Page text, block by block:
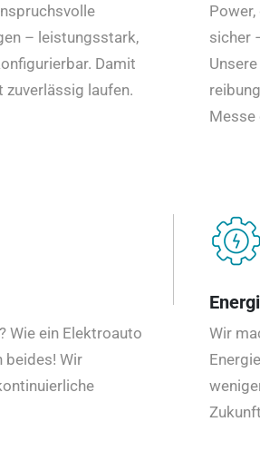
– leistungsstark,
Damit
zuverlässig laufen.
sicher
Messe
Wie ein Elektroauto
beides! Wir
Wir